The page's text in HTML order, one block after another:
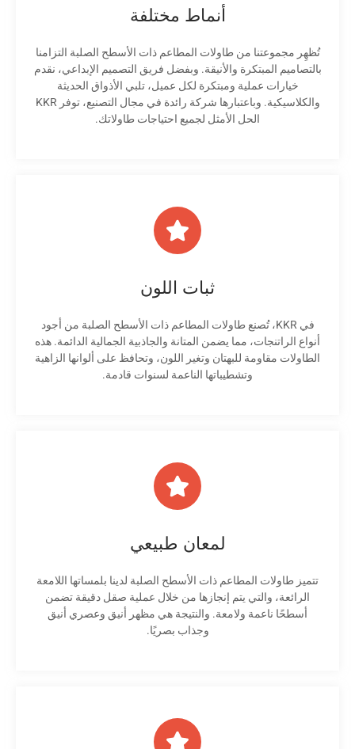
أنماط مختلفة
تُظهِر مجموعتنا من طاولات المطاعم ذات الأسطح الصلبة التزامنا
بالتصاميم المبتكرة والأنيقة. وبفضل فريق التصميم الإبداعي، نقدم
خيارات عملية ومبتكرة لكل عميل، تلبي الأذواق الحديثة
والكلاسيكية. وباعتبارها شركة رائدة في مجال التصنيع، توفر KKR
الحل الأمثل لجميع احتياجات طاولاتك.
ثبات اللون
في KKR، تُصنع طاولات المطاعم ذات الأسطح الصلبة من أجود
أنواع الراتنجات، مما يضمن المتانة والجاذبية الجمالية الدائمة. هذه
الطاولات مقاومة للبهتان وتغير اللون، وتحافظ على ألوانها الزاهية
وتشطيباتها الناعمة لسنوات قادمة.
لمعان طبيعي
تتميز طاولات المطاعم ذات الأسطح الصلبة لدينا بلمساتها اللامعة
الرائعة، والتي يتم إنجازها من خلال عملية صقل دقيقة تضمن
أسطحًا ناعمة ولامعة. والنتيجة هي مظهر أنيق وعصري أنيق
وجذاب بصريًا.